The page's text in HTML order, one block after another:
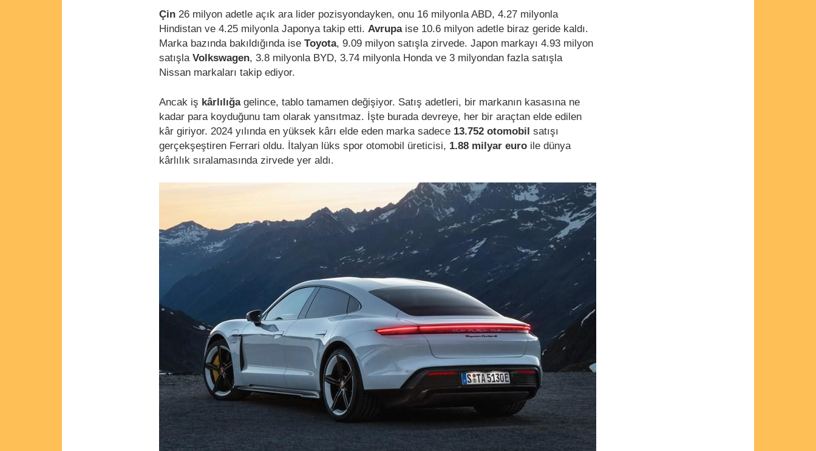
Çin 26 milyon adetle açık ara lider pozisyondayken, onu 16 milyonla ABD, 4.27 milyonla
Hindistan ve 4.25 milyonla Japonya takip etti. Avrupaise 10.6 milyon adetle biraz geride kaldı.
Marka bazında bakıldığında ise Toyota, 9.09 milyon satışla zirvede. Japon markayı 4.93 milyon
satışla Volkswagen, 3.8 milyonla BYD, 3.74 milyonla Honda ve 3 milyondan fazla satışla
Nissan markaları takip ediyor.
Ancak iş kârlılığagelince, tablo tamamen değişiyor. Satış adetleri, bir markanın kasasına ne
kadar para koyduğunu tam olarak yansıtmaz. İşte burada devreye, her bir araçtan elde edilen
kâr giriyor. 2024 yılında en yüksek kârı elde eden marka sadece 13.752 otomobil satışı
gerçekşeştiren Ferrari oldu. İtalyan lüks spor otomobil üreticisi, 1.88 milyar euro ile dünya
kârlılık sıralamasında zirvede yer aldı.